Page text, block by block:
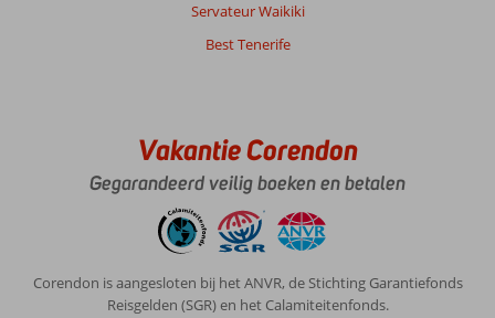
Servateur Waikiki
Best Tenerife
Vakantie Corendon
Gegarandeerd veilig boeken en betalen
Corendon is aangesloten bij het ANVR, de Stichting Garantiefonds
Reisgelden (SGR) en het Calamiteitenfonds.